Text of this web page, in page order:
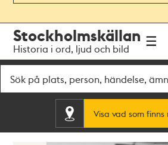
navigationen
huvudinnehållet
Stockholmskällan
Historia i ord, ljud och bild
Visa vad som